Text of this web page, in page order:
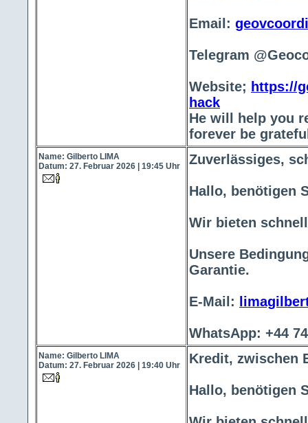
Email:
Telegram
Website; https://
hack
He will help you
forever be
Name: Gilberto LIMA
Datum: 27. Februar 2026 | 19:45 Uhr
Zuverlässiges,
Hallo, benötigen
Wir bieten
Unsere
Garantie.
E-Mail:
WhatsApp: +44
Name: Gilberto LIMA
Datum: 27. Februar 2026 | 19:40 Uhr
Kredit, zwischen
Hallo, benötigen